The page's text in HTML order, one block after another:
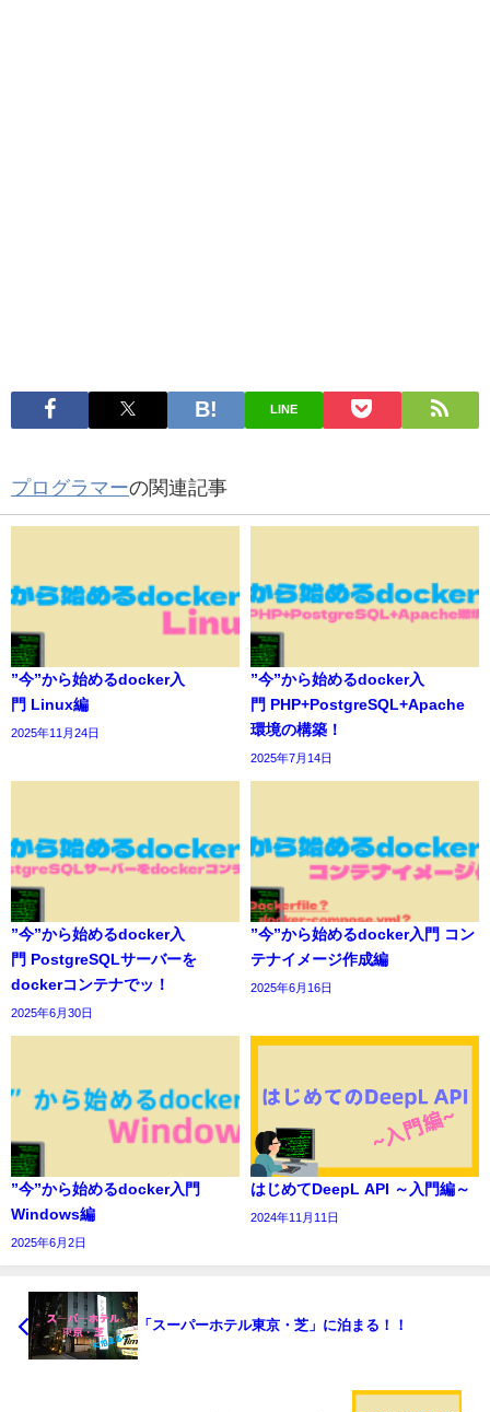
LINE
プログラマーの関連記事
”今”から始めるdocker入
門 Linux編
2025年11月24日
”今”から始めるdocker入
門 PHP+PostgreSQL+Apache
環境の構築！
2025年7月14日
”今”から始めるdocker入
門 PostgreSQLサーバーを
dockerコンテナでッ！
2025年6月30日
”今”から始めるdocker入門 コン
テナイメージ作成編
2025年6月16日
”今”から始めるdocker入門
Windows編
2025年6月2日
はじめてDeepL API ～入門編～
2024年11月11日
「スーパーホテル東京・芝」に泊まる！！